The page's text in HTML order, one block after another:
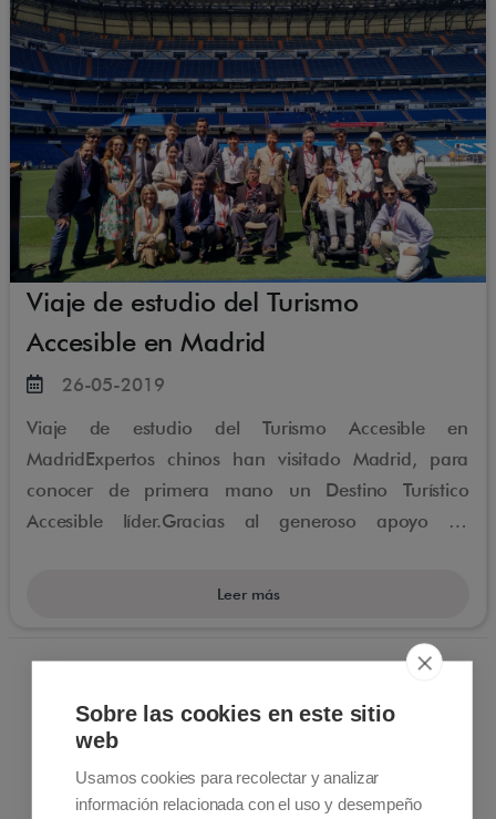
Viaje de estudio del Turismo
Accesible en Madrid
26-05-2019
Viaje de estudio del Turismo Accesible en
MadridExpertos chinos han visitado Madrid, para
conocer de primera mano un Destino Turístico
Accesible líder.Gracias al generoso apoyo de
chinos han experimentado lo mejor que un destino
estudio de 4 días organizada por ENAT, la Red
Europea de Turismo Accesible, Accessible Madrid y
algunos de los asociados a ENAT en España.
Leer más
Sobre las cookies en este sitio
web
Usamos cookies para recolectar y analizar
información relacionada con el uso y desempeño